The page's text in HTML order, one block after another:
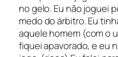
no gelo. Eu não joguei
medo do árbitro. Eu
aquele homem (com o
fiquei apavorado, e eu